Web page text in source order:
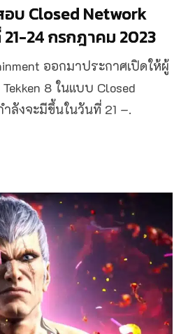
บ Closed Network
21-24 กรกฎาคม 2023
ออกมาประกาศเปิดให้ผู้
8 ในแบบ Closed
ำลังจะมีขึ้นในวันที่ 21 –.